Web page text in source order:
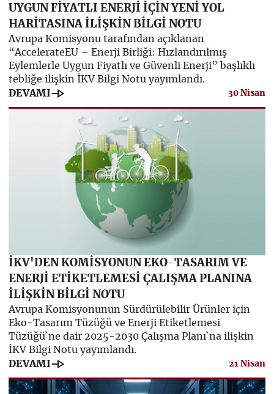
UYGUN FİYATLI ENERJİ İÇİN YENİ YOL
HARİTASINA İLİŞKİN BİLGİ NOTU
Avrupa Komisyonu tarafından açıklanan
“AccelerateEU – Enerji Birliği: Hızlandırılmış
Eylemlerle Uygun Fiyatlı ve Güvenli Enerji” başlıklı
tebliğe ilişkin İKV Bilgi Notu yayımlandı.
DEVAMI line_end_arrow 30 Nisan
İKV'DEN KOMİSYONUN EKO-TASARIM VE
ENERJİ ETİKETLEMESİ ÇALIŞMA PLANINA
İLİŞKİN BİLGİ NOTU
Avrupa Komisyonunun Sürdürülebilir Ürünler için
Eko-Tasarım Tüzüğü ve Enerji Etiketlemesi
Tüzüğü`ne dair 2025-2030 Çalışma Planı`na ilişkin
İKV Bilgi Notu yayımlandı.
DEVAMI line_end_arrow 21 Nisan